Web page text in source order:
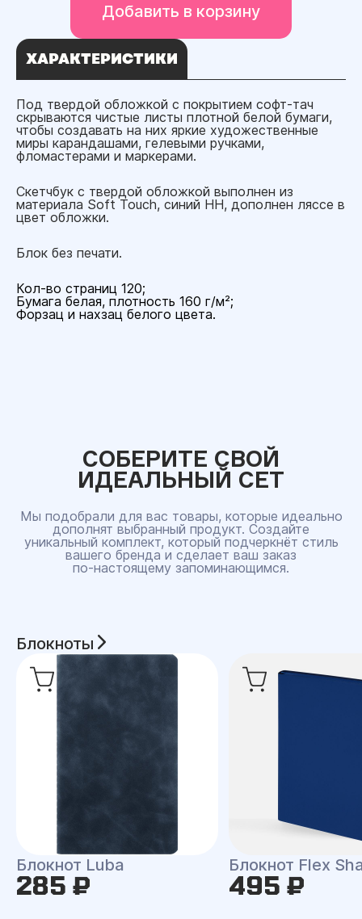
Добавить в корзину
ХАРАКТЕРИСТИКИ
Под твердой обложкой с покрытием софт-тач
скрываются чистые листы плотной белой бумаги,
чтобы создавать на них яркие художественные
миры карандашами, гелевыми ручками,
фломастерами и маркерами.
Скетчбук с твердой обложкой выполнен из
материала Soft Touch, синий НН, дополнен ляссе в
цвет обложки.
Блок без печати.
Кол-во страниц 120;
Бумага белая, плотность 160 г/м²;
Форзац и нахзац белого цвета.
СОБЕРИТЕ СВОЙ
ИДЕАЛЬНЫЙ СЕТ
Мы подобрали для вас товары, которые идеально
дополнят выбранный продукт. Создайте
уникальный комплект, который подчеркнёт стиль
вашего бренда и сделает ваш заказ
по‑настоящему запоминающимся.
Блокноты
Блокнот Luba
285 ₽
Блокнот Flex
495 ₽